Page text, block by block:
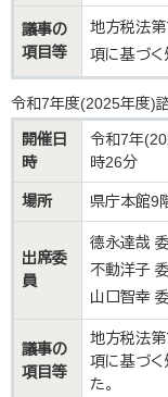
議事の
項目等
地方税法
項に基づく
令和7年度(2025年度)
開催日
時
令和7年
時26分
場所 県庁本館9
出席委
員
德永達哉
不動洋子
山口智幸
議事の
項目等
地方税法
項に基づ
た。